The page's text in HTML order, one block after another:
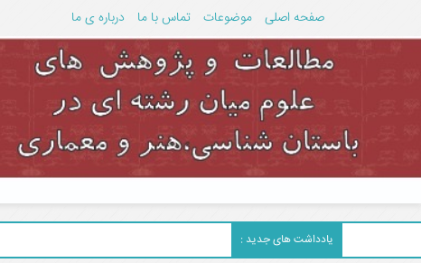
صفحه اصلی موضوعات تماس با ما درباره ی ما
یادداشت های جدید :